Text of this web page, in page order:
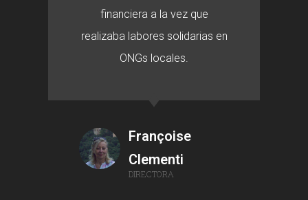
financiera a la vez que
realizaba labores solidarias en
ONGs locales.
Françoise
Clementi
DIRECTORA